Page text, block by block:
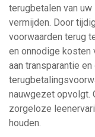
terugbetalen van
vermijden. Door
voorwaarden terug
en onnodige kosten
aan transparantie
nauwgezet opvolgt.
zorgeloze
houden.